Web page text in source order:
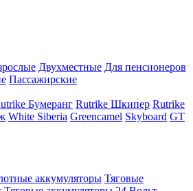
Двухместные Для пенсионеров
Пассажирские
Бумеранг Rutrike Шкипер Rutrike
White Siberia Greencamel Skyboard GT
аккумуляторы Тяговые